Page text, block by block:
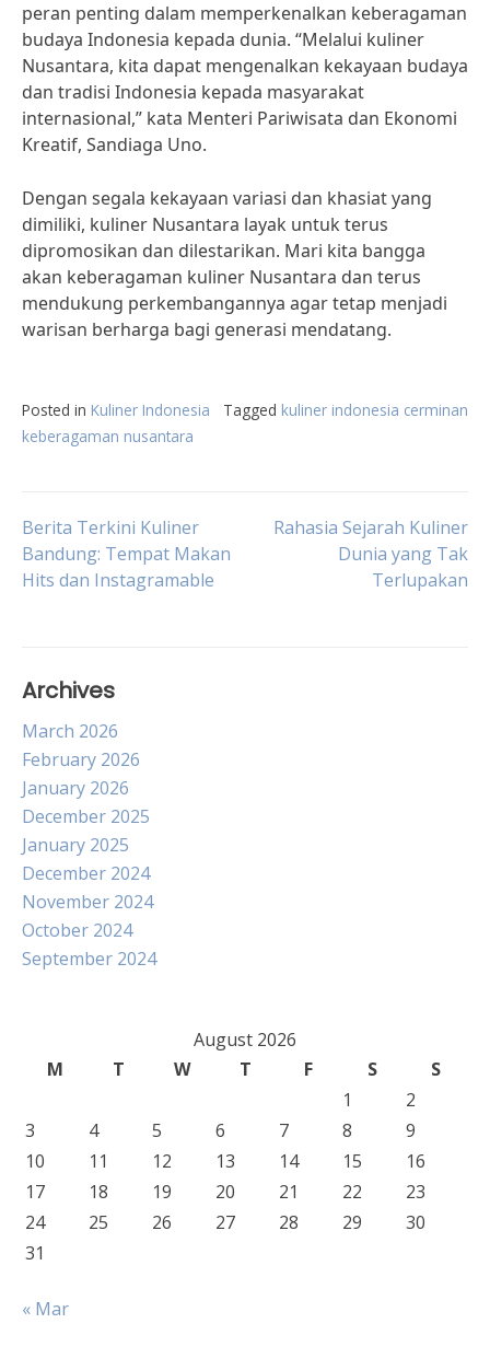
peran penting dalam memperkenalkan keberagaman
budaya Indonesia kepada dunia. “Melalui kuliner
Nusantara, kita dapat mengenalkan kekayaan budaya
dan tradisi Indonesia kepada masyarakat
internasional,” kata Menteri Pariwisata dan Ekonomi
Kreatif, Sandiaga Uno.
Dengan segala kekayaan variasi dan khasiat yang
dimiliki, kuliner Nusantara layak untuk terus
dipromosikan dan dilestarikan. Mari kita bangga
akan keberagaman kuliner Nusantara dan terus
mendukung perkembangannya agar tetap menjadi
warisan berharga bagi generasi mendatang.
Posted in Kuliner Indonesia Tagged kuliner indonesia cerminan
keberagaman nusantara
Post
navigation
Berita Terkini Kuliner
Bandung: Tempat Makan
Hits dan Instagramable
Rahasia Sejarah Kuliner
Dunia yang Tak
Terlupakan
Archives
March 2026
February 2026
January 2026
December 2025
January 2025
December 2024
November 2024
October 2024
September 2024
August 2026
M
T W T F S
S
1
2
3
4 5 6 7 8
9
10
11 12 13 14 15
16
17
18 19 20 21 22
23
24
25 26 27 28 29
30
31
« Mar